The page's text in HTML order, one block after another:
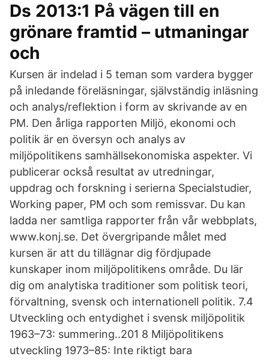
Ds 2013:1 På vägen till en
grönare framtid – utmaningar
och
Kursen är indelad i 5 teman som vardera bygger
på inledande föreläsningar, självständig inläsning
och analys/reflektion i form av skrivande av en
PM. Den årliga rapporten Miljö, ekonomi och
politik är en översyn och analys av
miljöpolitikens samhällsekonomiska aspekter. Vi
publicerar också resultat av utredningar,
uppdrag och forskning i serierna Specialstudier,
Working paper, PM och som remissvar. Du kan
ladda ner samtliga rapporter från vår webbplats,
www.konj.se. Det övergripande målet med
kursen är att du tillägnar dig fördjupade
kunskaper inom miljöpolitikens område. Du lär
dig om analytiska traditioner som politisk teori,
förvaltning, svensk och internationell politik. 7.4
Utveckling och entydighet i svensk miljöpolitik
1963–73: summering..201 8 Miljöpolitikens
utveckling 1973–85: Inte riktigt bara